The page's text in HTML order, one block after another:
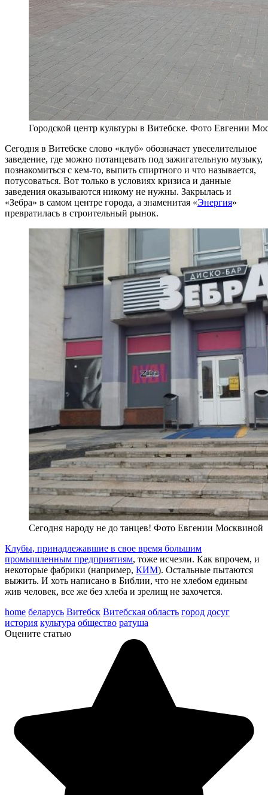
Городской центр культуры в Витебске. Фото Евгении
Сегодня в Витебске слово «клуб» обозначает увеселительное
заведение, где можно потанцевать под зажигательную музыку,
познакомиться с кем-то, выпить спиртного и что называется,
потусоваться. Вот только в условиях кризиса и данные
заведения оказываются никому не нужны. Закрылась и
«Зебра» в самом центре города, а знаменитая «Энергия»
превратилась в строительный рынок.
Сегодня народу не до танцев! Фото Евгении Москвиной
Клубы, принадлежавшие в свое время большим
промышленным предприятиям, тоже исчезли. Как впрочем, и
некоторые фабрики (например, КИМ). Остальные пытаются
выжить. И хоть написано в Библии, что не хлебом единым
жив человек, все же без хлеба и зрелищ не захочется.
home беларусь Витебск Витебская область город досуг
история культура общество ратуша
Оцените статью